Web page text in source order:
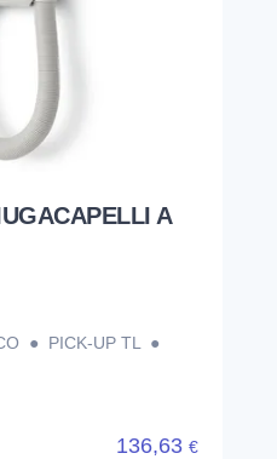
A
● PICK-UP TL ●
136,63 €